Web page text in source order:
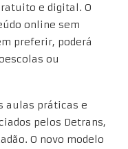
e digital. O
online sem
preferir, poderá
ou
aulas práticas e
pelos Detrans,
O novo modelo